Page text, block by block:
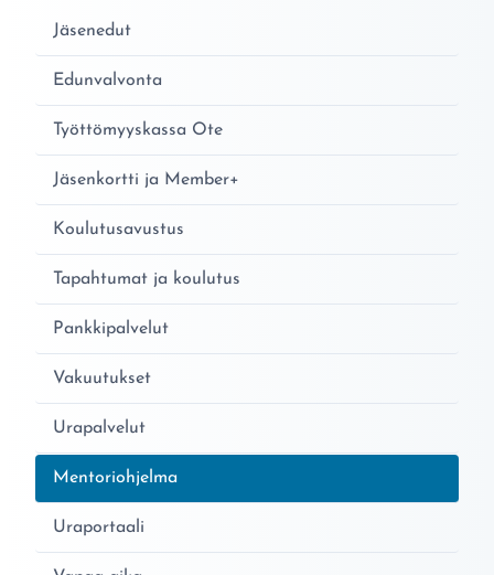
Jäsenedut
Edunvalvonta
Työttömyyskassa Ote
Jäsenkortti ja Member+
Koulutusavustus
Tapahtumat ja koulutus
Pankkipalvelut
Vakuutukset
Urapalvelut
Nykyinen sivu:
Mentoriohjelma
Uraportaali